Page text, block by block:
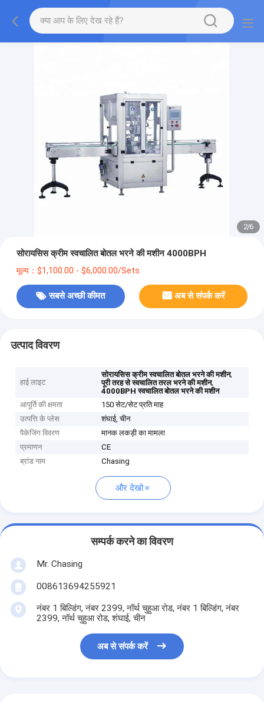
2/6
सोरायसिस क्रीम स्वचालित बोतल भरने की मशीन 4000BPH
मूल्य：$1,100.00 - $6,000.00/Sets
सबसे अच्छी कीमत अब से संपर्क करें
उत्पाद विवरण
हाई लाइट
सोरायसिस क्रीम स्वचालित बोतल भरने की मशीन,
पूरी तरह से स्वचालित तरल भरने की मशीन,
4000BPH स्वचालित बोतल भरने की मशीन
आपूर्ति की क्षमता
150 सेट/सेट प्रति माह
उत्पत्ति के प्लेस
शंघाई, चीन
पैकेजिंग विवरण
मानक लकड़ी का मामला
प्रमाणन
CE
ब्रांड नाम
Chasing
और देखो
सम्पर्क करने का विवरण
Mr. Chasing
008613694255921
नंबर 1 बिल्डिंग, नंबर 2399, नॉर्थ चुहुआ रोड, नंबर 1 बिल्डिंग, नंबर
2399, नॉर्थ चुहुआ रोड, शंघाई, चीन
अब से संपर्क करें